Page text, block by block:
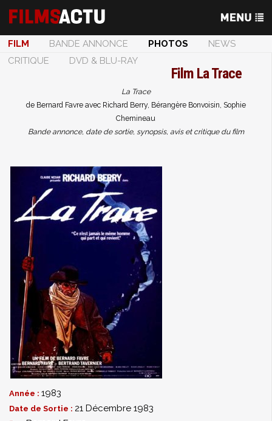
FILM BANDE ANNONCE PHOTOS
NEWS
CRITIQUE
DVD & BLU-RAY
Film La Trace
La Trace
de Bernard Favre avec Richard Berry, Bérangère Bonvoisin, Sophie
Chemineau
Bande annonce, date de sortie, synopsis, avis et critique du film
Année : 1983
Date de Sortie : 21 Décembre 1983